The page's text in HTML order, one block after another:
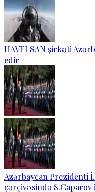
HAVELSAN şirkəti
edir
Azərbaycan Prezidenti
çərçivəsində